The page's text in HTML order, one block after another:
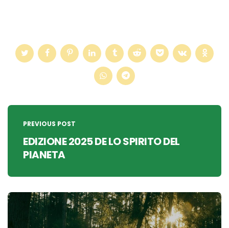
Post
navigation
PREVIOUS POST
EDIZIONE 2025 DE LO SPIRITO DEL
PIANETA